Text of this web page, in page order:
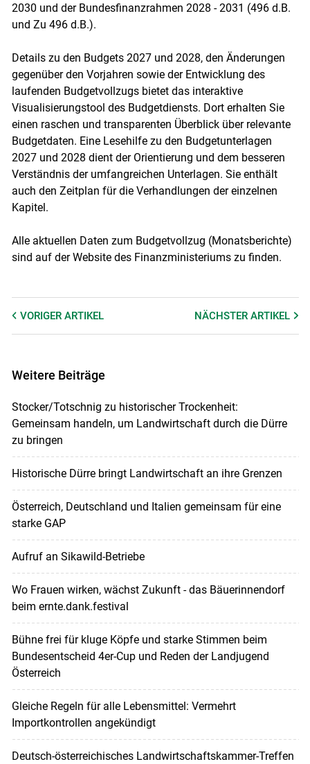
2030 und der Bundesfinanzrahmen 2028 - 2031 (496 d.B.
und Zu 496 d.B.).
Details zu den Budgets 2027 und 2028, den Änderungen
gegenüber den Vorjahren sowie der Entwicklung des
laufenden Budgetvollzugs bietet das interaktive
Visualisierungstool des Budgetdiensts. Dort erhalten Sie
einen raschen und transparenten Überblick über relevante
Budgetdaten. Eine Lesehilfe zu den Budgetunterlagen
2027 und 2028 dient der Orientierung und dem besseren
Verständnis der umfangreichen Unterlagen. Sie enthält
auch den Zeitplan für die Verhandlungen der einzelnen
Kapitel.
Alle aktuellen Daten zum Budgetvollzug (Monatsberichte)
sind auf der Website des Finanzministeriums zu finden.
VORIGER ARTIKEL NÄCHSTERARTIKEL
Weitere Beiträge
Stocker/Totschnig zu historischer Trockenheit:
Gemeinsam handeln, um Landwirtschaft durch die Dürre
zu bringen
Historische Dürre bringt Landwirtschaft an ihre Grenzen
Österreich, Deutschland und Italien gemeinsam für eine
starke GAP
Aufruf an Sikawild-Betriebe
Wo Frauen wirken, wächst Zukunft - das Bäuerinnendorf
beim ernte.dank.festival
Bühne frei für kluge Köpfe und starke Stimmen beim
Bundesentscheid 4er-Cup und Reden der Landjugend
Österreich
Gleiche Regeln für alle Lebensmittel: Vermehrt
Importkontrollen angekündigt
Deutsch-österreichisches Landwirtschaftskammer-Treffen